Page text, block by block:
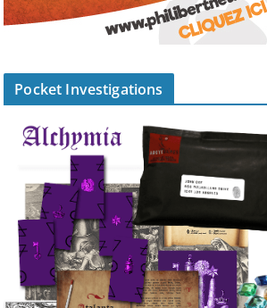
Pocket Investigations